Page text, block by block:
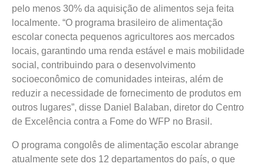
pelo menos 30% da aquisição de alimentos seja feita
localmente. “O programa brasileiro de alimentação
escolar conecta pequenos agricultores aos mercados
locais, garantindo uma renda estável e mais mobilidade
social, contribuindo para o desenvolvimento
socioeconômico de comunidades inteiras, além de
reduzir a necessidade de fornecimento de produtos em
outros lugares”, disse Daniel Balaban, diretor do Centro
de Excelência contra a Fome do WFP no Brasil.
O programa congolês de alimentação escolar abrange
atualmente sete dos 12 departamentos do país, o que